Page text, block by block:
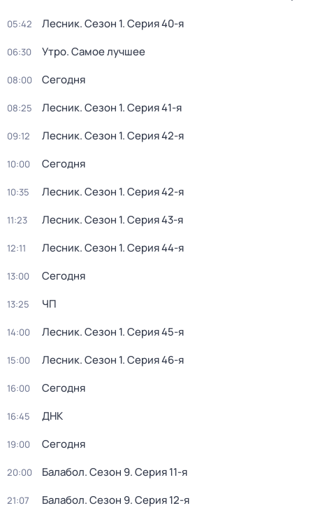
05:42 Лесник. Сезон 1. Серия 40-я
06:30 Утро. Самое лучшее
08:00 Сегодня
08:25 Лесник. Сезон 1. Серия 41-я
09:12 Лесник. Сезон 1. Серия 42-я
10:00 Сегодня
10:35 Лесник. Сезон 1. Серия 42-я
11:23 Лесник. Сезон 1. Серия 43-я
12:11 Лесник. Сезон 1. Серия 44-я
13:00 Сегодня
13:25 ЧП
14:00 Лесник. Сезон 1. Серия 45-я
15:00 Лесник. Сезон 1. Серия 46-я
16:00 Сегодня
16:45 ДНК
19:00 Сегодня
20:00 Балабол. Сезон 9. Серия 11-я
21:07 Балабол. Сезон 9. Серия 12-я